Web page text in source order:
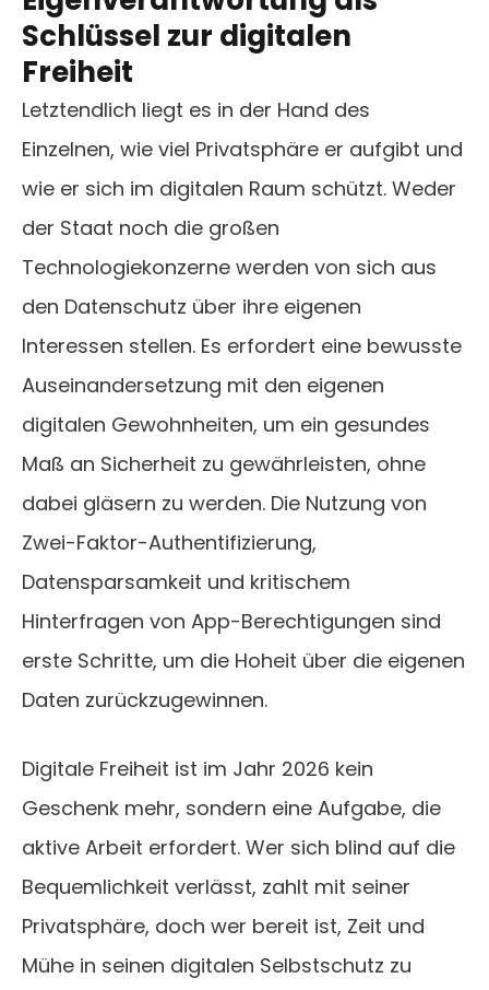
Schlüssel zur digitalen
Freiheit
Letztendlich liegt es in der Hand des
Einzelnen, wie viel Privatsphäre er aufgibt und
wie er sich im digitalen Raum schützt. Weder
der Staat noch die großen
Technologiekonzerne werden von sich aus
den Datenschutz über ihre eigenen
Interessen stellen. Es erfordert eine bewusste
Auseinandersetzung mit den eigenen
digitalen Gewohnheiten, um ein gesundes
Maß an Sicherheit zu gewährleisten, ohne
dabei gläsern zu werden. Die Nutzung von
Zwei-Faktor-Authentifizierung,
Datensparsamkeit und kritischem
Hinterfragen von App-Berechtigungen sind
erste Schritte, um die Hoheit über die eigenen
Daten zurückzugewinnen.
Digitale Freiheit ist im Jahr 2026 kein
Geschenk mehr, sondern eine Aufgabe, die
aktive Arbeit erfordert. Wer sich blind auf die
Bequemlichkeit verlässt, zahlt mit seiner
Privatsphäre, doch wer bereit ist, Zeit und
Mühe in seinen digitalen Selbstschutz zu